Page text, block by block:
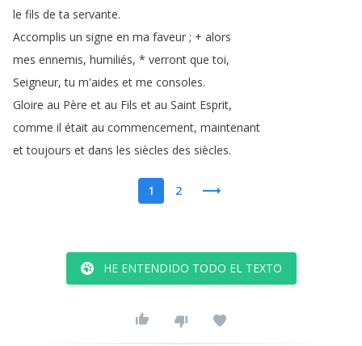
le fils de ta servante.
Accomplis un signe en ma faveur ; + alors
mes ennemis, humiliés, * verront que toi,
Seigneur,tu m'aides et me consoles.
Gloire au Père et au Fils et au Saint Esprit,
comme il était au commencement, maintenant
et toujours et dans les siècles des siècles.
1 2
HE ENTENDIDO TODO EL TEXTO